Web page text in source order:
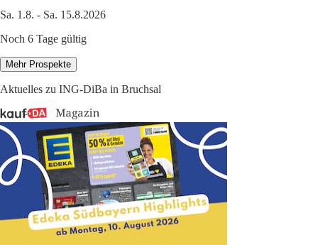
Sa. 1.8. - Sa. 15.8.2026
Noch 6 Tage gültig
Mehr Prospekte
Aktuelles zu ING-DiBa in Bruchsal